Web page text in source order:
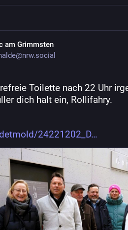
am Grimmsten
Toilette nach 22 Uhr
dich halt ein, Rollifahry.
24221202_D